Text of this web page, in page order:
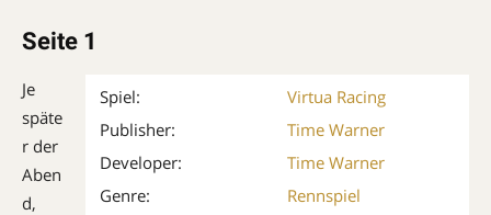
Seite 1
Spiel:
Virtua Racing
Publisher:
Time Warner
Developer:
Time Warner
Genre:
Rennspiel
Je
späte
r der
Aben
d,